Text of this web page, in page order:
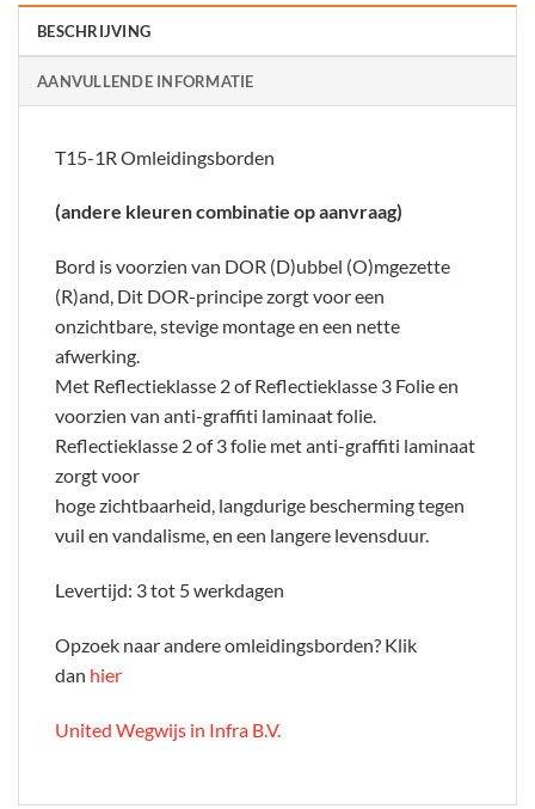
BESCHRIJVING
AANVULLENDE INFORMATIE
T15-1R Omleidingsborden
(andere kleuren combinatie op aanvraag)
Bord is voorzien van DOR (D)ubbel (O)mgezette
(R)and, Dit DOR-principe zorgt voor een
onzichtbare, stevige montage en een nette
afwerking.
Met Reflectieklasse 2 of Reflectieklasse 3 Folie en
voorzien van anti-graffiti laminaat folie.
Reflectieklasse 2 of 3 folie met anti-graffiti laminaat
zorgt voor
hoge zichtbaarheid, langdurige bescherming tegen
vuil en vandalisme, en een langere levensduur.
Levertijd: 3 tot 5 werkdagen
Opzoek naar andere omleidingsborden? Klik
dan hier
United Wegwijs in Infra B.V.